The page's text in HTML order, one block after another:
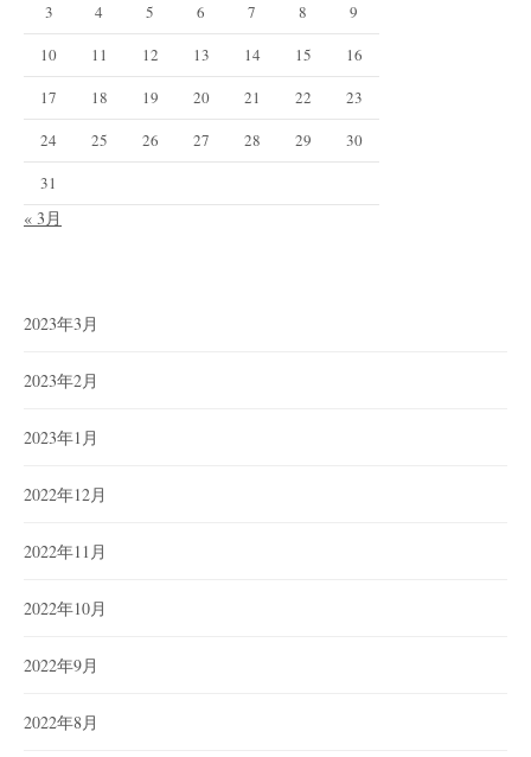
3
4 5 6 7 8
9
10
11 12 13 14 15
16
17
18 19 20 21 22
23
24
25 26 27 28 29
30
31
« 3月
2023年3月
2023年2月
2023年1月
2022年12月
2022年11月
2022年10月
2022年9月
2022年8月